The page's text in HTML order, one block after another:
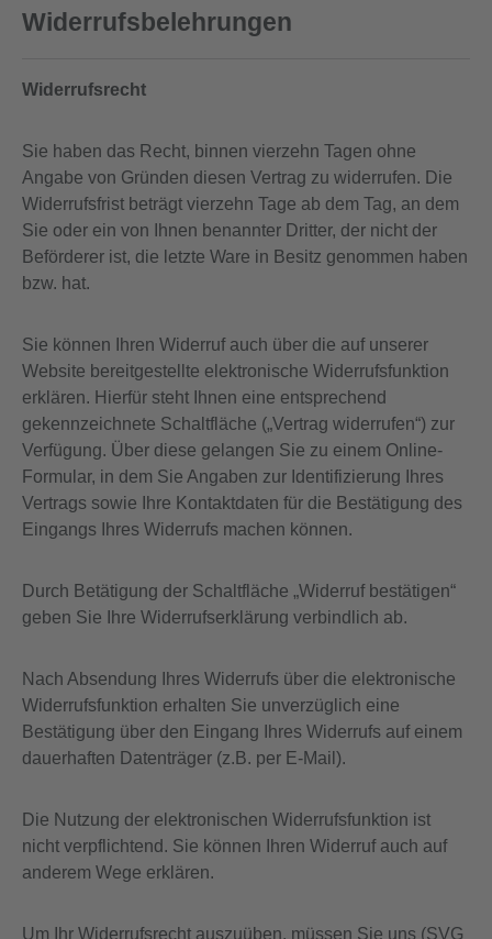
Widerrufsbelehrungen
Widerrufsrecht
Sie haben das Recht, binnen vierzehn Tagen ohne
Angabe von Gründen diesen Vertrag zu widerrufen. Die
Widerrufsfrist beträgt vierzehn Tage ab dem Tag, an dem
Sie oder ein von Ihnen benannter Dritter, der nicht der
Beförderer ist, die letzte Ware in Besitz genommen haben
bzw. hat.
Sie können Ihren Widerruf auch über die auf unserer
Website bereitgestellte elektronische Widerrufsfunktion
erklären. Hierfür steht Ihnen eine entsprechend
gekennzeichnete Schaltfläche („Vertrag widerrufen“) zur
Verfügung. Über diese gelangen Sie zu einem Online-
Formular, in dem Sie Angaben zur Identifizierung Ihres
Vertrags sowie Ihre Kontaktdaten für die Bestätigung des
Eingangs Ihres Widerrufs machen können.
Durch Betätigung der Schaltfläche „Widerruf bestätigen“
geben Sie Ihre Widerrufserklärung verbindlich ab.
Nach Absendung Ihres Widerrufs über die elektronische
Widerrufsfunktion erhalten Sie unverzüglich eine
Bestätigung über den Eingang Ihres Widerrufs auf einem
dauerhaften Datenträger (z.B. per E‑Mail).
Die Nutzung der elektronischen Widerrufsfunktion ist
nicht verpflichtend. Sie können Ihren Widerruf auch auf
anderem Wege erklären.
Um Ihr Widerrufsrecht auszuüben, müssen Sie uns (SVG